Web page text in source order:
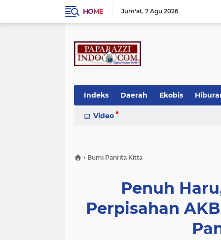
HOME Jum'at 7 Agu 2026
Indeks Daerah Ekobis
Video
› Bumi Panrita Kitta
Penuh
Perpisahan